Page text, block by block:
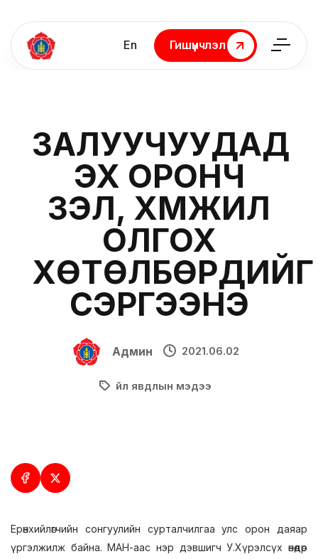
En
Гишүүнчлэл
Гишүүнчлэл
ЗАЛУУЧУУДАД
ЭХ ОРОНЧ
ҮЗЭЛ, ХҮМҮҮЖИЛ
ОЛГОХ
ХӨТӨЛБӨРҮҮДИЙГ
СЭРГЭЭНЭ
Админ 2021.06.02
Үйл явдлын мэдээ
Ерөнхийлөгчийн сонгуулийн сурталчилгаа улс орон даяар
үргэлжилж байна. МАН-аас нэр дэвшигч У.Хүрэлсүх өнөөдөр